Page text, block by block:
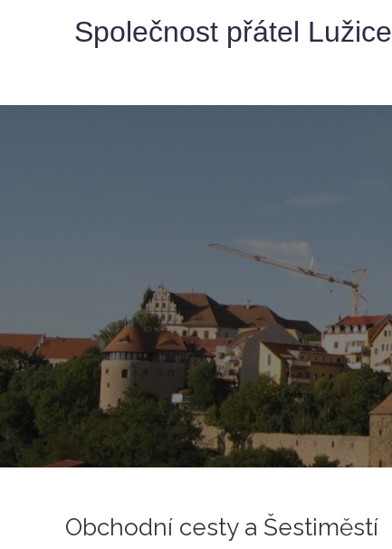
Společnost přátel Lužice
Obchodní cesty a Šestiměstí